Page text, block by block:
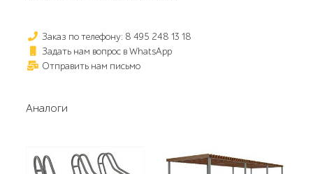
Заказ по телефону: 8 495 248 13 18
Задать нам вопрос в WhatsApp
Отправить нам письмо
Аналоги